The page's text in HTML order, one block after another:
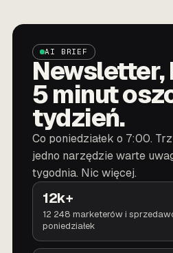
AI BRIEF
5 minut
tydzień.
Co poniedziałek o 7:00.
jedno narzędzie warte
tygodnia. Nic więcej.
12k+
12 248 marketerów i
poniedziałek